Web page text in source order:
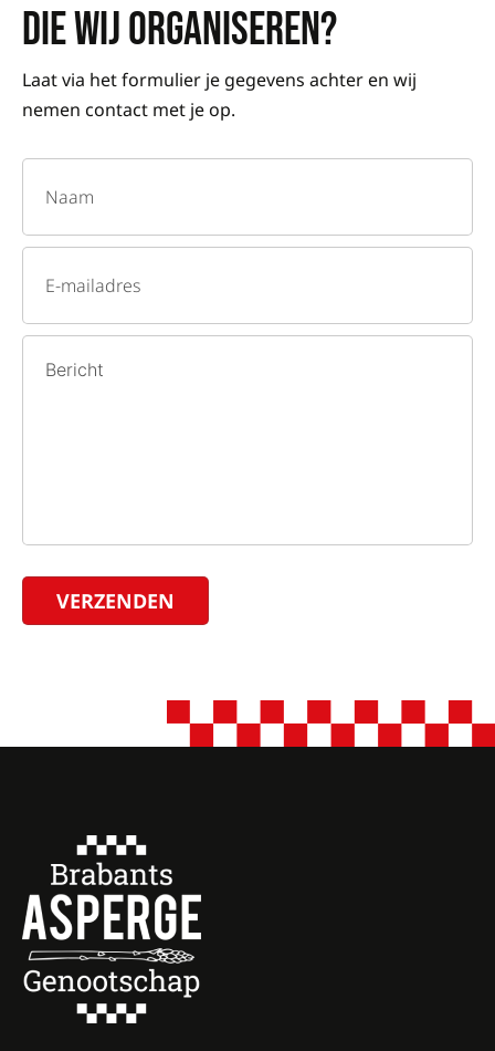
DIE WIJ ORGANISEREN?
Laat via het formulier je gegevens achter en wij
nemen contact met je op.